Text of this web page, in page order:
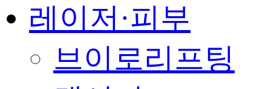
레이저·피부
브이로리프팅